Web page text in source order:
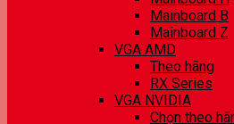
Mainboard B
Mainboard Z
VGA AMD
Theo hãng
RX Series
VGA NVIDIA
Chọn theo